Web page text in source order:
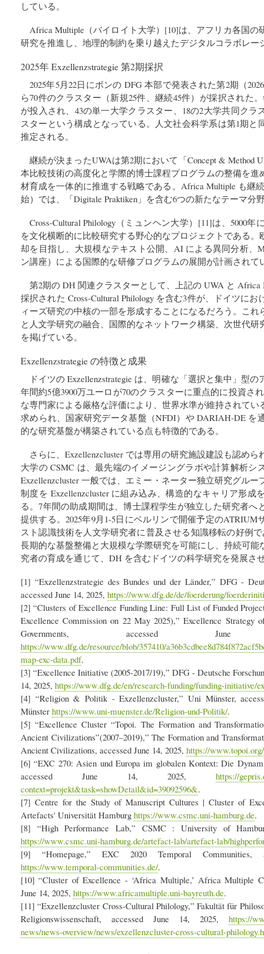
している。
Africa Multiple（バイロイト大学）[10]は、アフリカ各国の
研究を推進し、地理的制約を乗り越えたデジタルコラボレー
2025年 Exzellenzstrategie 第2期採択
2025年5月22日にボンの DFG 本部で発表された第2期（
ら70件のクラスター（新規25件、継続45件）が採択された
が投入され、43の単一大学クラスター、18の2大学共同クラ
スターという構成となっている。人文社会科学系は第1期と
推定される。
継続が決まったUWAは第2期において「Concept & Method
本比較技術の高度化と学際的博士課程プログラムの整備を進
材育成を一体的に推進する戦略である。Africa Multiple も継
始）では、「Digitale Praktiken」を含む6つの新たなテーマ分
Cross-Cultural Philology（ミュンヘン大学）[11]は、5000
を文化横断的に比較研究する野心的なプロジェクトである
却を目指し、大規模なテキスト公開、AI による異同分析、
ン講座）による国際的な研修プログラムの展開が計画されて
第2期の DH 関連クラスターとして、上記の UWA と
採択された Cross-Cultural Philology を含む3件が、ドイツに
ィーズ研究の中核の一部を形成することになるだろう。こ
と人文学研究の融合、国際的なネットワーク構築、次世代
を掲げている。
Exzellenzstrategie の特徴と成果
ドイツの Exzellenzstrategie は、明確な「選択と集中」型
年間約5億3900万ユーロが70のクラスターに重点的に投資さ
な専門家による厳格な評価により、世界水準が維持されて
求められ、国家研究データ基盤（NFDI）や DARIAH-DE を
的な研究基盤が構築されている点も特徴的である。
さらに、Exzellenzcluster では専用の研究施設建設も認め
大学の CSMC は、最先端のイメージングラボや計算解析シ
Exzellenzcluster 一般では、エミー・ネーター独立研究グル
制度を Exzellenzcluster に組み込み、構造的なキャリア形成
る。7年間の助成期間は、博士課程学生が独立した研究者へ
提供する。2025年9月1-5日にベルリンで開催予定の
スト認識技術を人文学研究者に普及させる知識移転の好例で
長期的な基盤整備と大規模な学際研究を可能にし、持続可能
究者の育成を通じて、DH を含むドイツの科学研究を発展さ
[1] “Exzellenzstrategie des Bundes und der Länder,” DFG -
accessed June 14, 2025, https://www.dfg.de/de/foerderung/
[2] “Clusters of Excellence Funding Line: Full List of Funded
Excellence Commission on 22 May 2025),” Excellence Strategy
Governments, accessed
https://www.dfg.de/resource/blob/357410/
map-exc-data.pdf.
[3] “Excellence Initiative (2005-2017/19),” DFG - Deutsche
14, 2025, https://www.dfg.de/en/research-funding/funding-initiative/
[4] “Religion & Politik - Exzellenzcluster,” Uni Münster,
Münster https://www.uni-muenster.de/Religion-und-Politik/.
[5] “Excellence Cluster “Topoi. The Formation and
Ancient Civilizations”(2007–2019),” The Formation and
Ancient Civilizations, accessed June 14, 2025, https://
[6] “EXC 270: Asien und Europa im globalen Kontext: Die
accessed June 14, 2025, https://
context=projekt&task=showDetail&id=39092596&.
[7] Centre for the Study of Manuscript Cultures | Cluster of
Artefacts' Universität Hamburg https://www.csmc.uni-hamburg.de.
[8] “High Performance Lab,” CSMC : University of
https://www.csmc.uni-hamburg.de/artefact-lab/artefact-lab/
[9] “Homepage,” EXC 2020 Temporal Communities,
https://www.temporal-communities.de/.
[10] “Cluster of Excellence - ‘Africa Multiple,’ Africa Multiple
June 14, 2025, https://www.africamultiple.uni-bayreuth.de.
[11] “Exzellenzcluster Cross-Cultural Philology,” Fakultät für
Religionswissenschaft, accessed June 14, 2025, https://
news/news-overview/news/exzellenzcluster-cross-cultural-